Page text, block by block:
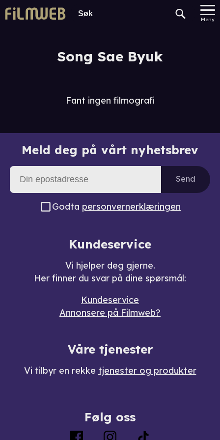
Meny
Song Sae Byuk
Fant ingen filmografi
Meld deg på vårt nyhetsbrev
Send
Godta personvernerklæringen
Kundeservice
Vi hjelper deg gjerne.
Her finner du svar på dine spørsmål:
Kundeservice
Annonsere på Filmweb?
Våre tjenester
Vi tilbyr en rekke tjenester og produkter
Følg oss